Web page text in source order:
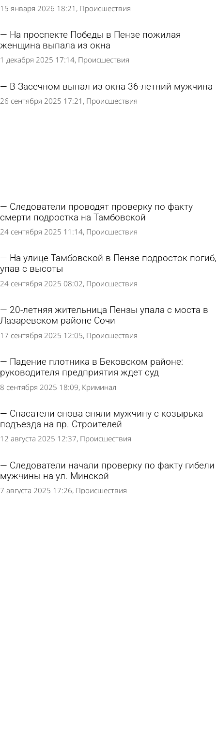
15 января 2026 18:21 Происшествия
На проспекте Победы в Пензе пожилая
женщина выпала из окна
1 декабря 2025 17:14 Происшествия
В Засечном выпал из окна 36-летний мужчина
26 сентября 2025 17:21 Происшествия
Следователи проводят проверку по факту
смерти подростка на Тамбовской
24 сентября 2025 11:14 Происшествия
На улице Тамбовской в Пензе подросток погиб,
упав с высоты
24 сентября 2025 08:02 Происшествия
20-летняя жительница Пензы упала с моста в
Лазаревском районе Сочи
17 сентября 2025 12:05 Происшествия
Падение плотника в Бековском районе:
руководителя предприятия ждет суд
8 сентября 2025 18:09 Криминал
Спасатели снова сняли мужчину с козырька
подъезда на пр. Строителей
12 августа 2025 12:37 Происшествия
Следователи начали проверку по факту гибели
мужчины на ул. Минской
7 августа 2025 17:26 Происшествия